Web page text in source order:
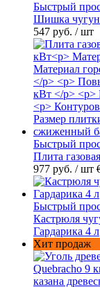
Быстрый
Шишка
547 руб. / шт
Быстрый
Плита
977 руб. / шт
Быстрый
Кастрюля
Гардарика 4 л
Хит продаж